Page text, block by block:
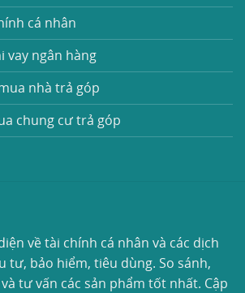
cá nhân
vay ngân hàng
nhà trả góp
chung cư trả góp
về tài chính cá nhân và các dịch
tư, bảo hiểm, tiêu dùng. So sánh,
tư vấn các sản phẩm tốt nhất. Cập